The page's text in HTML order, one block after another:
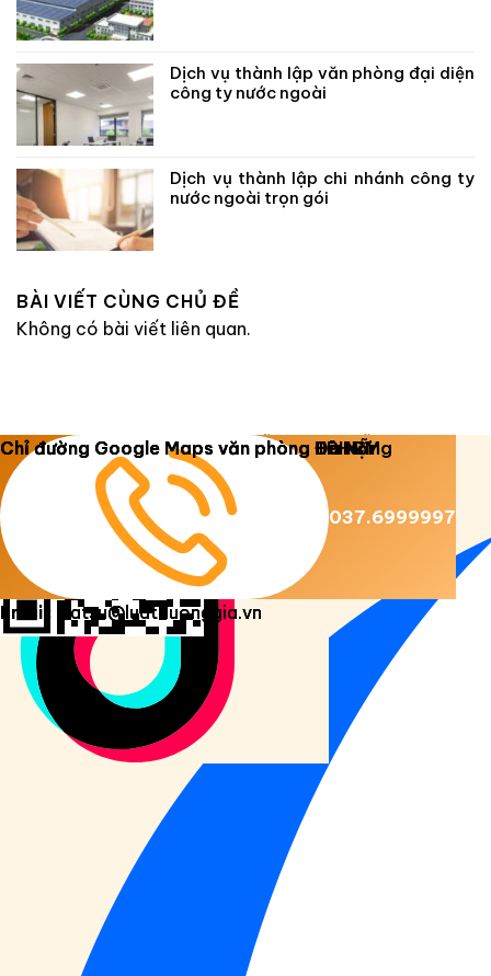
Dịch vụ thành lập văn phòng đại diện
công ty nước ngoài
Dịch vụ thành lập chi nhánh công ty
nước ngoài trọn gói
BÀI VIẾT CÙNG CHỦ ĐỀ
Không có bài viết liên quan.
Copyright 2026 © Luật Dương Gia